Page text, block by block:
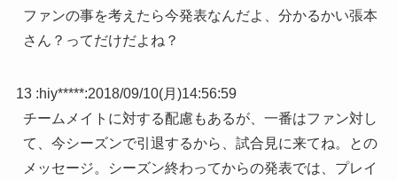
ファンの事を考えたら今発表なんだよ、分かるかい張本
さん？ってだけだよね？
13 :hiy*****:2018/09/10(月)14:56:59
チームメイトに対する配慮もあるが、一番はファン対し
て、今シーズンで引退するから、試合見に来てね。との
メッセージ。シーズン終わってからの発表では、プレイ